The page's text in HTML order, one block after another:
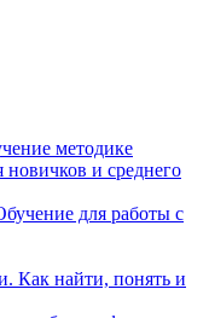
методике
и среднего
для работы с
Как найти, понять и